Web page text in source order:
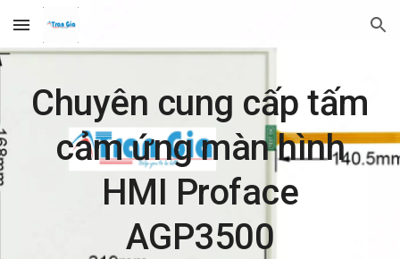
Skip to main content Skip to navigation
Chuyên cung cấp tấm
cảm ứng màn hình
HMI Proface
AGP3500